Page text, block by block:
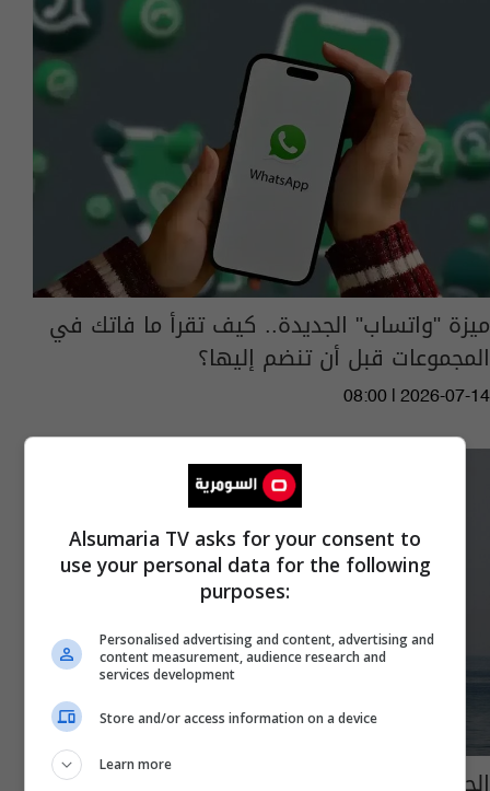
ميزة "واتساب" الجديدة.. كيف تقرأ ما فاتك في
المجموعات قبل أن تنضم إليها؟
08:00 | 2026-07-14
Alsumaria TV asks for your consent to
use your personal data for the following
purposes:
Personalised advertising and content, advertising and
content measurement, audience research and
services development
Store and/or access information on a device
Learn more